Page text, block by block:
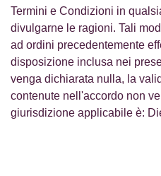
Termini e Condizioni in
divulgarne le ragioni. Tali
ad ordini precedentemente
disposizione inclusa nei
venga dichiarata nulla, la
contenute nell'accordo non
giurisdizione applicabile è: